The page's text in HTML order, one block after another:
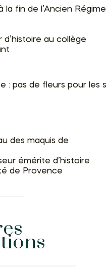
fin de l’Ancien
d’histoire au collège
: pas de fleurs pour
des maquis de
émérite d’histoire
de Provence